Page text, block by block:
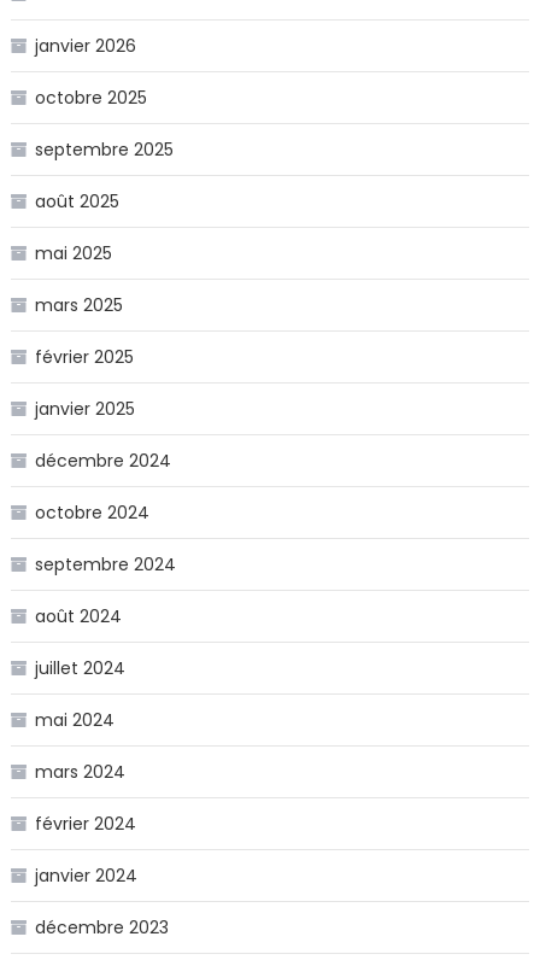
janvier 2026
octobre 2025
septembre 2025
août 2025
mai 2025
mars 2025
février 2025
janvier 2025
décembre 2024
octobre 2024
septembre 2024
août 2024
juillet 2024
mai 2024
mars 2024
février 2024
janvier 2024
décembre 2023